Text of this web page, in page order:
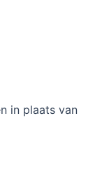
in plaats van